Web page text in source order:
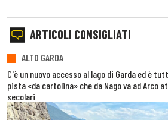
ARTICOLI CONSIGLIATI
ALTO GARDA
C'è un nuovo accesso al lago di Garda ed è
pista «da cartolina» che da Nago va ad Arco
secolari